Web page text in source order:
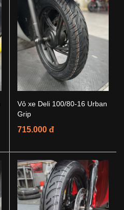
Vỏ xe Deli 100/80-16 Urban
Grip
715.000 đ